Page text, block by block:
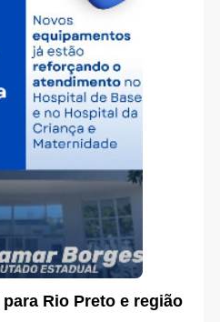
Rio Preto e região